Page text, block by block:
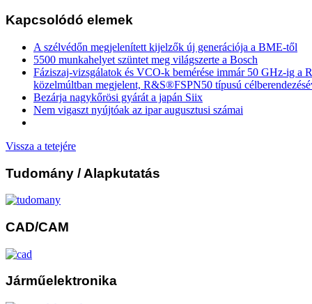
Kapcsolódó elemek
A szélvédőn megjelenített kijelzők új generációja a BME-től
5500 munkahelyet szüntet meg világszerte a Bosch
Fáziszaj-vizsgálatok és VCO-k bemérése immár 50 GHz-ig a
közelmúltban megjelent, R&S®FSPN50 típusú
Bezárja nagykőrösi gyárát a japán Siix
Nem vigaszt nyújtóak az ipar augusztusi számai
Vissza a tetejére
Tudomány / Alapkutatás
CAD/CAM
Járműelektronika